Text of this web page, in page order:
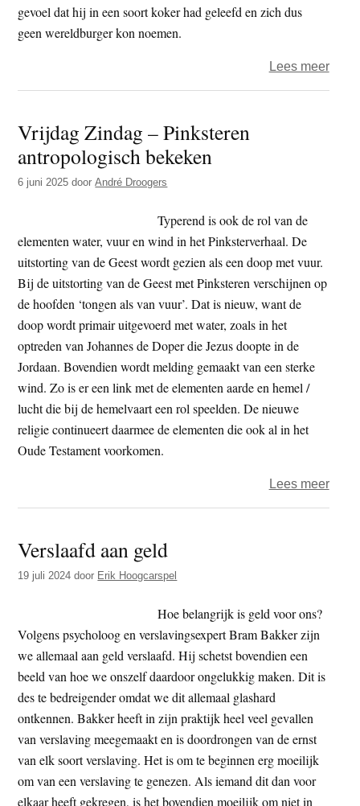
gevoel dat hij in een soort koker had geleefd en zich dus
geen wereldburger kon noemen.
Lees meerover
Vrijdag Zindag – Pinksteren
antropologisch bekeken
6 juni 2025 doorAndré Droogers
Typerend is ook de rol van de
elementen water, vuur en wind in het Pinksterverhaal. De
uitstorting van de Geest wordt gezien als een doop met vuur.
Bij de uitstorting van de Geest met Pinksteren verschijnen op
de hoofden ‘tongen als van vuur’. Dat is nieuw, want de
doop wordt primair uitgevoerd met water, zoals in het
optreden van Johannes de Doper die Jezus doopte in de
Jordaan. Bovendien wordt melding gemaakt van een sterke
wind. Zo is er een link met de elementen aarde en hemel /
lucht die bij de hemelvaart een rol speelden. De nieuwe
religie continueert daarmee de elementen die ook al in het
Oude Testament voorkomen.
Lees meerover
Verslaafd aan geld
19 juli 2024 door Erik Hoogcarspel
Hoe belangrijk is geld voor ons?
Volgens psycholoog en verslavingsexpert Bram Bakker zijn
we allemaal aan geld verslaafd. Hij schetst bovendien een
beeld van hoe we onszelf daardoor ongelukkig maken. Dit is
des te bedreigender omdat we dit allemaal glashard
ontkennen. Bakker heeft in zijn praktijk heel veel gevallen
van verslaving meegemaakt en is doordrongen van de ernst
van elk soort verslaving. Het is om te beginnen erg moeilijk
om van een verslaving te genezen. Als iemand dit dan voor
elkaar heeft gekregen, is het bovendien moeilijk om niet in